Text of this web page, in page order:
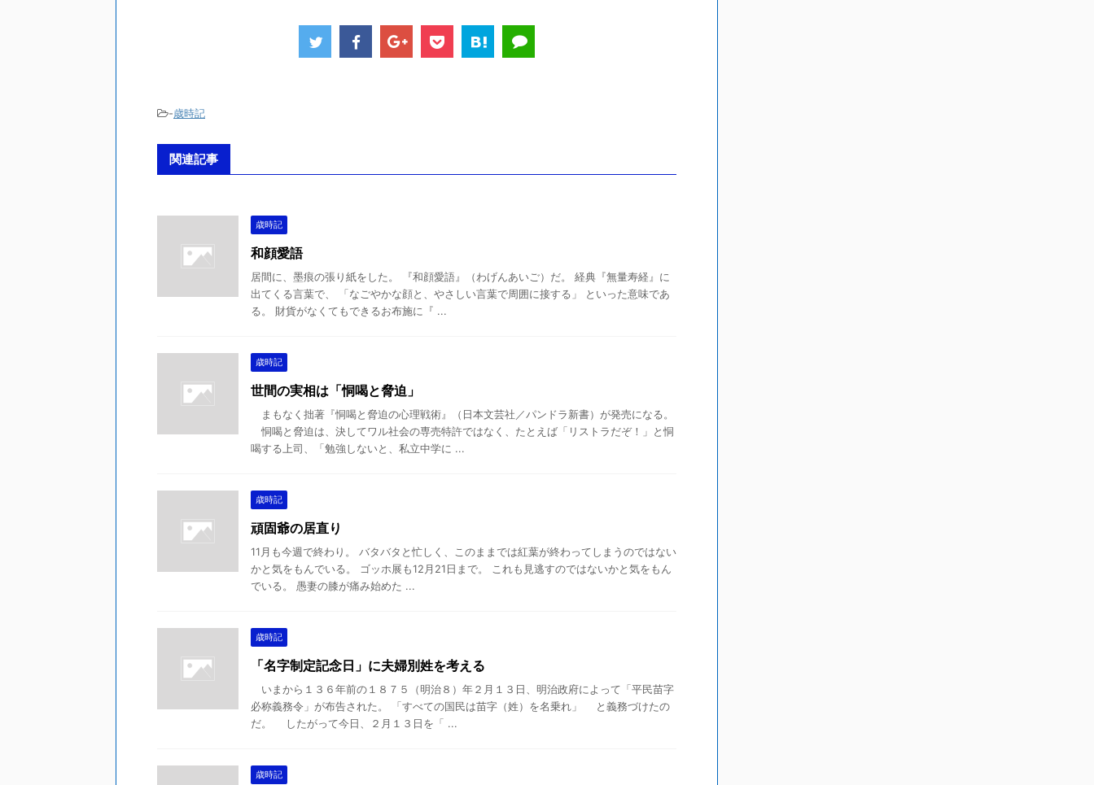
-歳時記
関連記事
歳時記
和顔愛語
居間に、墨痕の張り紙をした。 『和顔愛語』（わげんあいご）だ。 経典『無量寿経』に
出てくる言葉で、 「なごやかな顔と、やさしい言葉で周囲に接する」 といった意味であ
る。 財貨がなくてもできるお布施に『 ...
歳時記
世間の実相は「恫喝と脅迫」
まもなく拙著『恫喝と脅迫の心理戦術』（日本文芸社／パンドラ新書）が発売になる。
恫喝と脅迫は、決してワル社会の専売特許ではなく、たとえば「リストラだぞ！」と恫
喝する上司、「勉強しないと、私立中学に ...
歳時記
頑固爺の居直り
11月も今週で終わり。 バタバタと忙しく、このままでは紅葉が終わってしまうのではない
かと気をもんでいる。 ゴッホ展も12月21日まで。 これも見逃すのではないかと気をもん
でいる。 愚妻の膝が痛み始めた ...
歳時記
「名字制定記念日」に夫婦別姓を考える
いまから１３６年前の１８７５（明治８）年２月１３日、明治政府によって「平民苗字
必称義務令」が布告された。 「すべての国民は苗字（姓）を名乗れ」 と義務づけたの
だ。 したがって今日、２月１３日を「 ...
歳時記